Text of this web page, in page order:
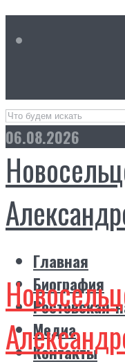
06.08.2026
Главная
Биография
Ростовская-
Медиа
Контакты